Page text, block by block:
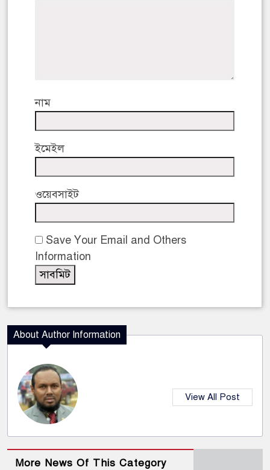
নাম
ইমেইল
ওয়েবসাইট
Save Your Email and Others
Information
About Author Information
View All Post
More News Of This Category